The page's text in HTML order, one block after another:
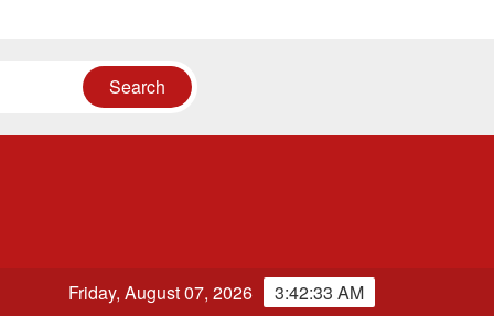
3:42:33 AM
Friday, August 07, 2026